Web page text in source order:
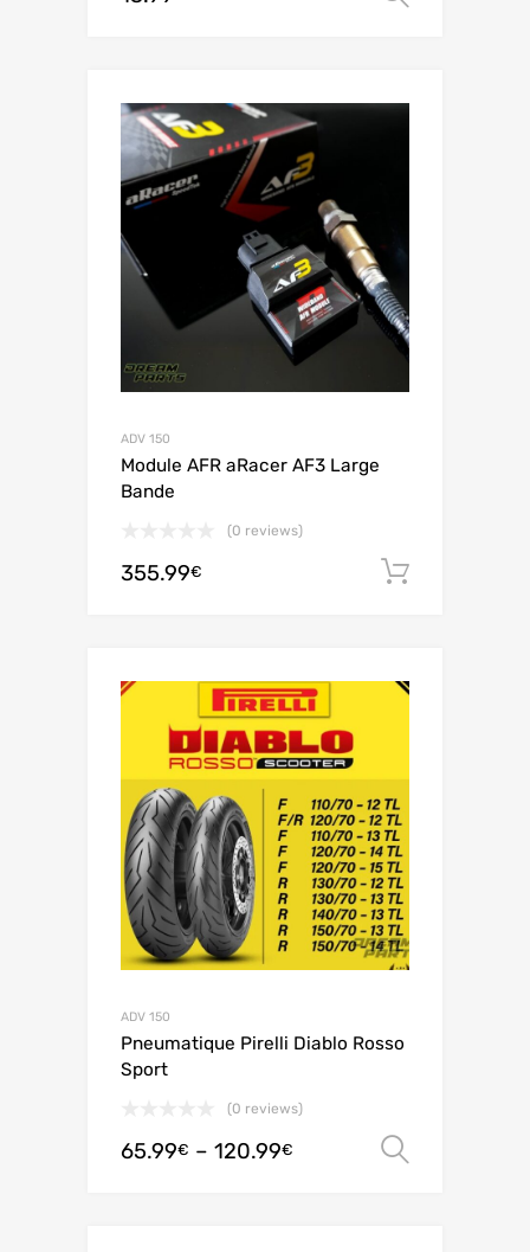
ADV 150
Module AFR aRacer AF3 Large
Bande
(0 reviews)
355.99€
ADV 150
Pneumatique Pirelli Diablo Rosso
Sport
(0 reviews)
65.99€ – 120.99€